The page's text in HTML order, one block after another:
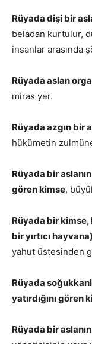
Rüyada dişi bir
beladan kurtulur,
insanlar arasında
Rüyada aslan
miras yer.
Rüyada azgın bir
hükümetin
Rüyada bir
gören kimse,
Rüyada bir
bir yırtıcı
yahut üstesinden
Rüyada
yatırdığını gören
Rüyada bir